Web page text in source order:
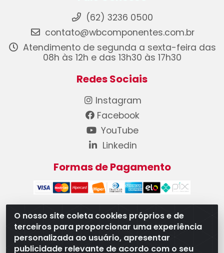
O nosso site coleta cookies próprios e de
terceiros para proporcionar uma experiência
personalizada ao usuário, apresentar
publicidade relevante de acordo com o seu
(62) 3236 0500
contato@wbcomponentes.com.br
Atendimento de segunda a sexta-feira das
08h às 12h e das 13h30 às 17h30
Redes Sociais
Instagram
Facebook
YouTube
Linkedin
Formas de Pagamento
WB Componentes Automotivos LTDA - CNPJ
08.528.393/0001-12 - Rua do Níquel, 667 - Parque
Oeste Industrial, Goiânia/GO - CEP 74375-660